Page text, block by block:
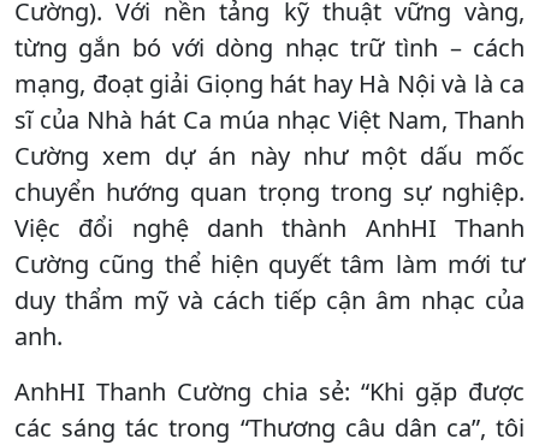
Cường). Với nền tảng kỹ thuật vững vàng,
từng gắn bó với dòng nhạc trữ tình – cách
mạng, đoạt giải Giọng hát hay Hà Nội và là ca
sĩ của Nhà hát Ca múa nhạc Việt Nam, Thanh
Cường xem dự án này như một dấu mốc
chuyển hướng quan trọng trong sự nghiệp.
Việc đổi nghệ danh thành AnhHI Thanh
Cường cũng thể hiện quyết tâm làm mới tư
duy thẩm mỹ và cách tiếp cận âm nhạc của
anh.
AnhHI Thanh Cường chia sẻ: “Khi gặp được
các sáng tác trong “Thương câu dân ca”, tôi